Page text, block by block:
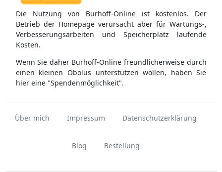
Die Nutzung von Burhoff-Online ist kostenlos. Der
Betrieb der Homepage verursacht aber für Wartungs-,
Verbesserungsarbeiten und Speicherplatz laufende
Kosten.
Wenn Sie daher Burhoff-Online freundlicherweise durch
einen kleinen Obolus unterstützen wollen, haben Sie
hier eine "Spendenmöglichkeit".
Über mich Impressum Datenschutzerklärung
Blog Bestellung